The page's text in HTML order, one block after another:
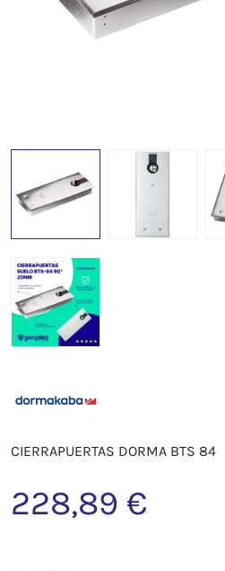
CIERRAPUERTAS DORMA BTS 84
228,89 €